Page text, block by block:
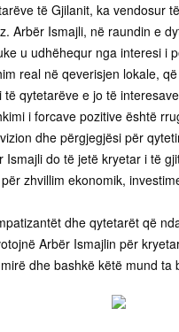
të Gjilanit, ka vendosur
Arbër Ismajli, në raundin e
u udhëhequr nga interesi i
real në qeverisjen lokale,
qytetarëve e jo të
i forcave pozitive është
dhe përgjegjësi për
Ismajli do të jetë kryetar i të
zhvillim ekonomik,
dhe qytetarët që
Arbër Ismajlin për
dhe bashkë këtë mund ta